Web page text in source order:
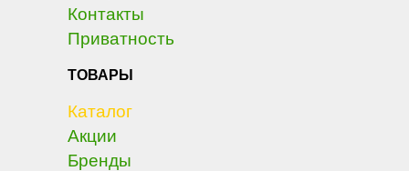
Контакты
Приватность
ТОВАРЫ
Каталог
Акции
Бренды